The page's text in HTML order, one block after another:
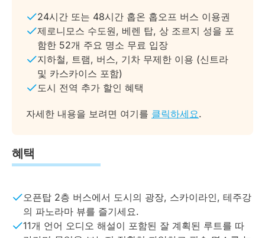
24시간 또는 48시간 홉온 홉오프 버스 이용권
제로니모스 수도원, 베렌 탑, 상 조르지 성을 포
함한 52개 주요 명소 무료 입장
지하철, 트램, 버스, 기차 무제한 이용 (신트라
및 카스카이스 포함)
도시 전역 추가 할인 혜택
자세한 내용을 보려면 여기를 클릭하세요.
혜택
오픈탑 2층 버스에서 도시의 광장, 스카이라인, 테주강
의 파노라마 뷰를 즐기세요.
11개 언어 오디오 해설이 포함된 잘 계획된 루트를 따